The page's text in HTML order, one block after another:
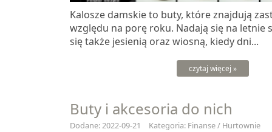
Kalosze damskie to buty, które znajdują
względu na porę roku. Nadają się na letnie
się także jesienią oraz wiosną, kiedy dni...
czytaj więcej »
Buty i akcesoria do nich
Dodane: 2022-09-21 Kategoria: Finanse / Hurtownie